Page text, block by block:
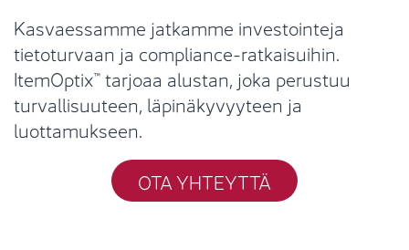
Kasvaessamme jatkamme investointeja
tietoturvaan ja compliance-ratkaisuihin.
ItemOptix™ tarjoaa alustan, joka perustuu
turvallisuuteen, läpinäkyvyyteen ja
luottamukseen.
OTA YHTEYTTÄ